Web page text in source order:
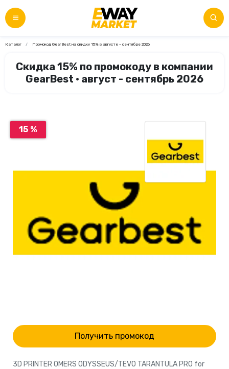
Каталог Промокод GearBest на скидку 15% в августе - сентябре 2026
Скидка 15% по промокоду в компании
GearBest • август - сентябрь 2026
15 %
Получить промокод
3D PRINTER OMERS ODYSSEUS/TEVO TARANTULA PRO for